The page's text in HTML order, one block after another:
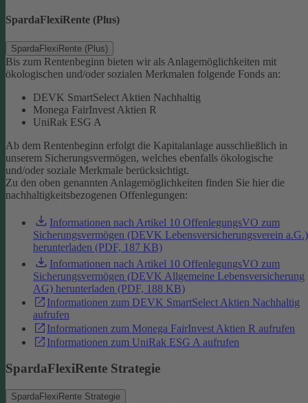
SpardaFlexiRente (Plus)
SpardaFlexiRente (Plus)
Bis zum Rentenbeginn bieten wir als Anlagemöglichkeiten mit
ökologischen und/oder sozialen Merkmalen folgende Fonds an:
DEVK SmartSelect Aktien Nachhaltig
Monega FairInvest Aktien R
UniRak ESG A
Ab dem Rentenbeginn erfolgt die Kapitalanlage ausschließlich in
unserem Sicherungsvermögen, welches ebenfalls ökologische
und/oder soziale Merkmale berücksichtigt.
Zu den oben genannten Anlagemöglichkeiten finden Sie hier die
nachhaltigkeitsbezogenen Offenlegungen:
Informationen nach Artikel 10 OffenlegungsVO zum
Sicherungsvermögen (DEVK Lebensversicherungsverein a.G.)
herunterladen (PDF, 187 KB)
Informationen nach Artikel 10 OffenlegungsVO zum
Sicherungsvermögen (DEVK Allgemeine Lebensversicherung
AG) herunterladen (PDF, 188 KB)
Informationen zum DEVK SmartSelect Aktien Nachhaltig
aufrufen
Informationen zum Monega FairInvest Aktien R aufrufen
Informationen zum UniRak ESG A aufrufen
SpardaFlexiRente Strategie
SpardaFlexiRente Strategie